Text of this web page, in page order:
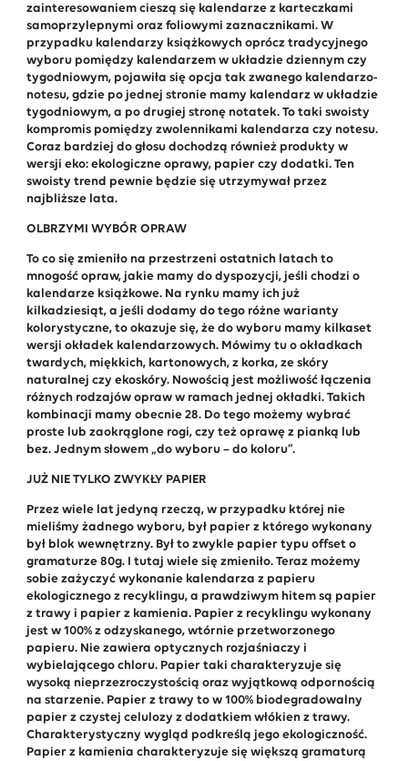
zainteresowaniem cieszą się kalendarze z karteczkami
samoprzylepnymi oraz foliowymi zaznacznikami. W
przypadku kalendarzy książkowych oprócz tradycyjnego
wyboru pomiędzy kalendarzem w układzie dziennym czy
tygodniowym, pojawiła się opcja tak zwanego kalendarzo-
notesu, gdzie po jednej stronie mamy kalendarz w układzie
tygodniowym, a po drugiej stronę notatek. To taki swoisty
kompromis pomiędzy zwolennikami kalendarza czy notesu.
Coraz bardziej do głosu dochodzą również produkty w
wersji eko: ekologiczne oprawy, papier czy dodatki. Ten
swoisty trend pewnie będzie się utrzymywał przez
najbliższe lata.
OLBRZYMI WYBÓR OPRAW
To co się zmieniło na przestrzeni ostatnich latach to
mnogość opraw, jakie mamy do dyspozycji, jeśli chodzi o
kalendarze książkowe. Na rynku mamy ich już
kilkadziesiąt, a jeśli dodamy do tego różne warianty
kolorystyczne, to okazuje się, że do wyboru mamy kilkaset
wersji okładek kalendarzowych. Mówimy tu o okładkach
twardych, miękkich, kartonowych, z korka, ze skóry
naturalnej czy ekoskóry. Nowością jest możliwość łączenia
różnych rodzajów opraw w ramach jednej okładki. Takich
kombinacji mamy obecnie 28. Do tego możemy wybrać
proste lub zaokrąglone rogi, czy też oprawę z pianką lub
bez. Jednym słowem „do wyboru – do koloru”.
JUŻ NIE TYLKO ZWYKŁY PAPIER
Przez wiele lat jedyną rzeczą, w przypadku której nie
mieliśmy żadnego wyboru, był papier z którego wykonany
był blok wewnętrzny. Był to zwykle papier typu offset o
gramaturze 80g. I tutaj wiele się zmieniło. Teraz możemy
sobie zażyczyć wykonanie kalendarza z papieru
ekologicznego z recyklingu, a prawdziwym hitem są papier
z trawy i papier z kamienia. Papier z recyklingu wykonany
jest w 100% z odzyskanego, wtórnie przetworzonego
papieru. Nie zawiera optycznych rozjaśniaczy i
wybielającego chloru. Papier taki charakteryzuje się
wysoką nieprzezroczystością oraz wyjątkową odpornością
na starzenie. Papier z trawy to w 100% biodegradowalny
papier z czystej celulozy z dodatkiem włókien z trawy.
Charakterystyczny wygląd podkreślą jego ekologiczność.
Papier z kamienia charakteryzuje się większą gramaturą